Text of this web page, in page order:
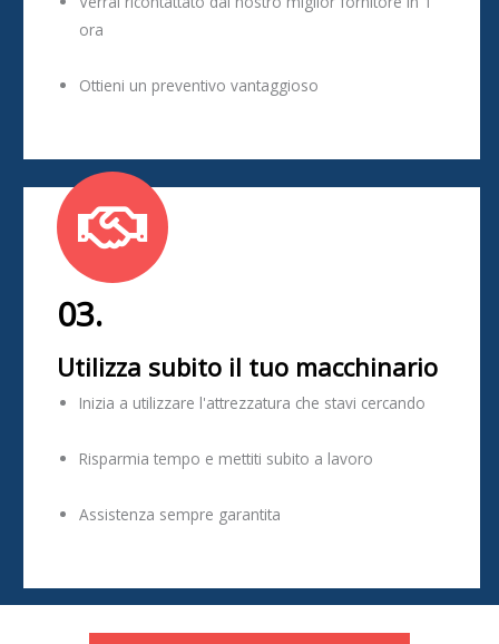
ora
Ottieni un preventivo vantaggioso
03.
Utilizza subito il tuo macchinario
Inizia a utilizzare l'attrezzatura che stavi cercando
Risparmia tempo e mettiti subito a lavoro
Assistenza sempre garantita